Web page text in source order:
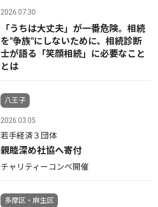
2026.07.30
「うちは大丈夫」が一番危険。相続
を"争族"にしないために、相続診断
士が語る「笑顔相続」に必要なこと
とは
八王子
2026.03.05
若手経済３団体
親睦深め社協へ寄付
チャリティーコンペ開催
多摩区・麻生区